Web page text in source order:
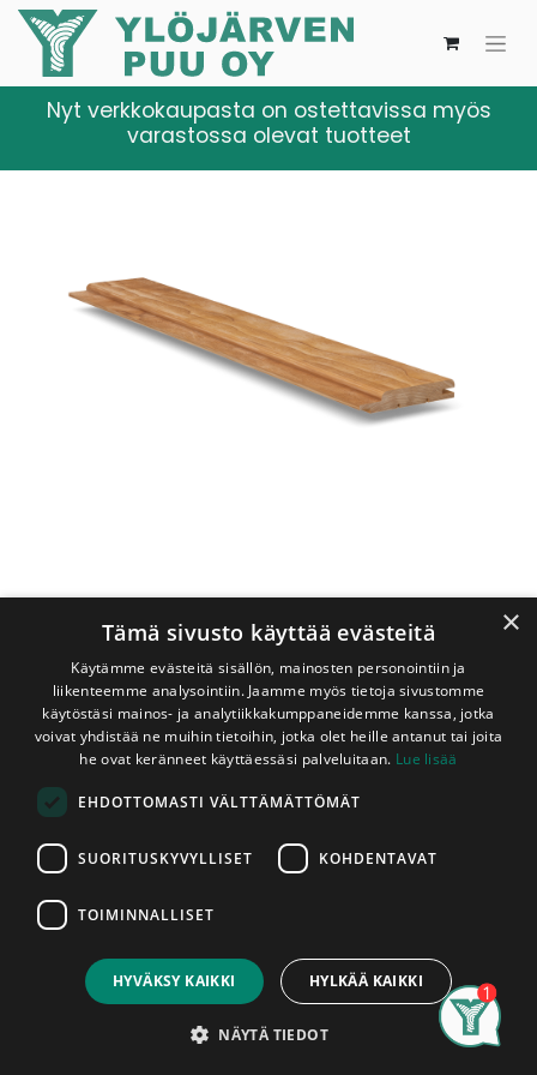
6,60€
Account
Nyt verkkokaupasta on ostettavissa myös
varastossa olevat tuotteet
Shop Lämpökäsitelty Haapapaneeli 15x90 mm STP
Lämpökäsitelty Haapapaneeli
15x90 mm STP
A-Laatu
Karavan STP 15x90 -sisäverhouspaneeli
on klassisen tyylikäs ja kestävä ratkaisu
sisätilojen verhoukseen. Paneeli sopii niin
hillityn harmoniseen kuin lämpimän
×
Tämä sivusto käyttää evästeitä
Käytämme evästeitä sisällön, mainosten personointiin ja
liikenteemme analysointiin. Jaamme myös tietoja sivustomme
käytöstäsi mainos- ja analytiikkakumppaneidemme kanssa, jotka
voivat yhdistää ne muihin tietoihin, jotka olet heille antanut tai joita
he ovat keränneet käyttäessäsi palveluitaan. Lue lisää
EHDOTTOMASTI VÄLTTÄMÄTTÖMÄT
SUORITUSKYVYLLISET KOHDENTAVAT
TOIMINNALLISET
HYVÄKSY KAIKKI HYLKÄÄ KAIKKI
NÄYTÄ TIEDOT